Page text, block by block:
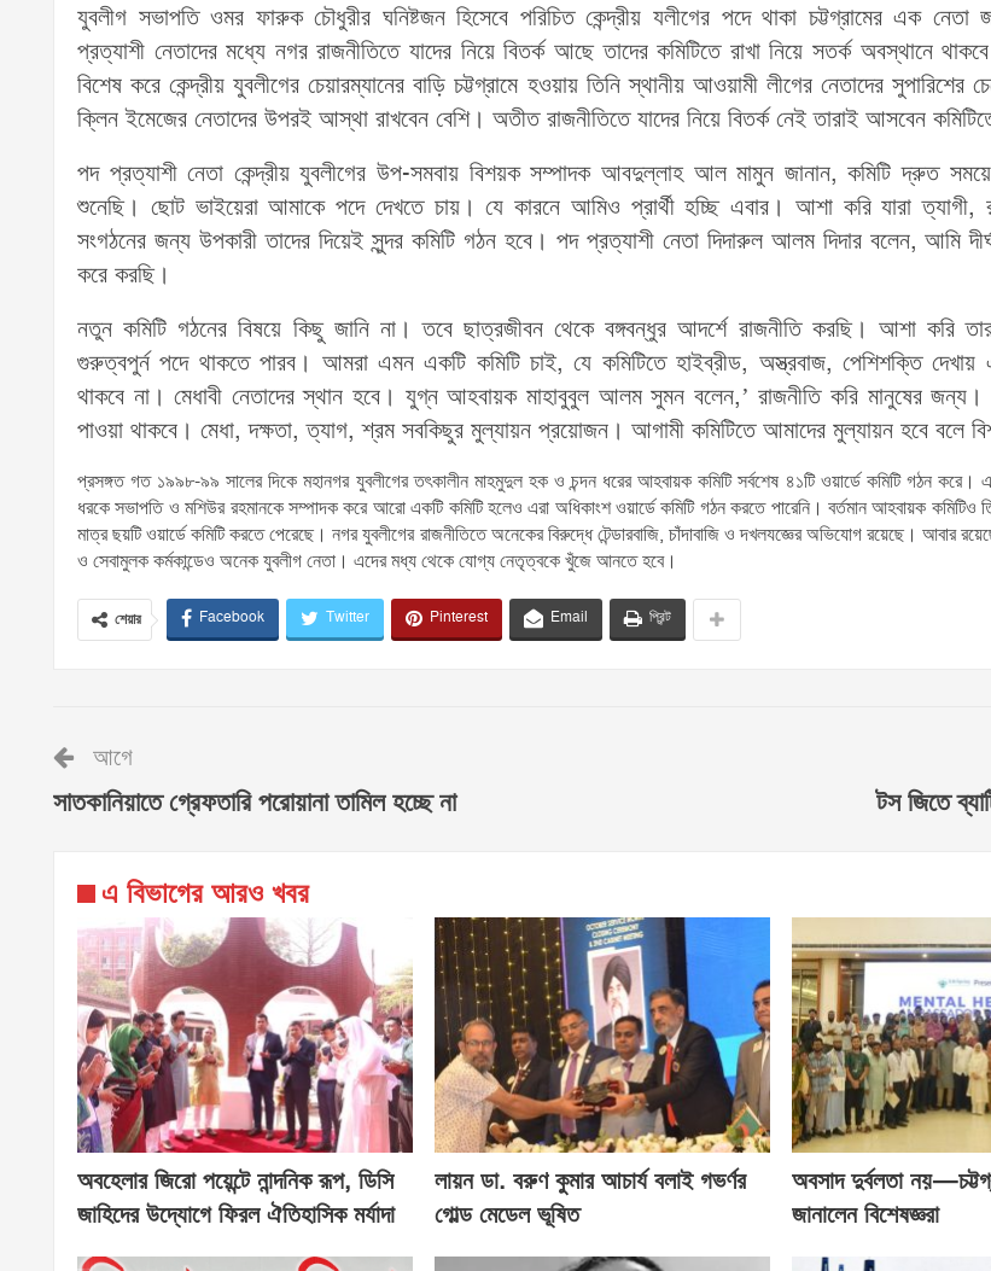
যুবলীগ সভাপতি ওমর ফারুক চৌধুরীর ঘনিষ্টজন হিসেবে পরিচিত কেন্দ্রীয় যলীগের পদে থাকা চট্টগ্রামের এক নেতা
প্রত্যাশী নেতাদের মধ্যে নগর রাজনীতিতে যাদের নিয়ে বিতর্ক আছে তাদের কমিটিতে রাখা নিয়ে সতর্ক অবস্থানে
বিশেষ করে কেন্দ্রীয় যুবলীগের চেয়ারম্যানের বাড়ি চট্টগ্রামে হওয়ায় তিনি স্থানীয় আওয়ামী লীগের নেতাদের সুপারিশের
ক্লিন ইমেজের নেতাদের উপরই আস্থা রাখবেন বেশি। অতীত রাজনীতিতে যাদের নিয়ে বিতর্ক নেই তারাই আসবেন
পদ প্রত্যাশী নেতা কেন্দ্রীয় যুবলীগের উপ-সমবায় বিশয়ক সম্পাদক আবদুল্লাহ আল মামুন জানান, কমিটি দ্রুত
শুনেছি। ছোট ভাইয়েরা আমাকে পদে দেখতে চায়। যে কারনে আমিও প্রার্থী হচ্ছি এবার। আশা করি যারা ত্যাগী,
সংগঠনের জন্য উপকারী তাদের দিয়েই সুন্দর কমিটি গঠন হবে। পদ প্রত্যাশী নেতা দিদারুল আলম দিদার বলেন, আমি
করে করছি।
নতুন কমিটি গঠনের বিষয়ে কিছু জানি না। তবে ছাত্রজীবন থেকে বঙ্গবন্ধুর আদর্শে রাজনীতি করছি। আশা করি
গুরুত্বপুর্ন পদে থাকতে পারব। আমরা এমন একটি কমিটি চাই, যে কমিটিতে হাইব্রীড, অস্ত্রবাজ, পেশিশক্তি দেখায়
থাকবে না। মেধাবী নেতাদের স্থান হবে। যুগ্ন আহবায়ক মাহাবুবুল আলম সুমন বলেন,’ রাজনীতি করি মানুষের জন্য।
পাওয়া থাকবে। মেধা, দক্ষতা, ত্যাগ, শ্রম সবকিছুর মুল্যায়ন প্রয়োজন। আগামী কমিটিতে আমাদের মুল্যায়ন হবে বলে
প্রসঙ্গত গত ১৯৯৮-৯৯ সালের দিকে মহানগর যুবলীগের তৎকালীন মাহমুদুল হক ও চন্দন ধরের আহবায়ক কমিটি সর্বশেষ ৪১টি ওয়ার্ডে কমিটি গঠন করে।
ধরকে সভাপতি ও মশিউর রহমানকে সম্পাদক করে আরো একটি কমিটি হলেও এরা অধিকাংশ ওয়ার্ডে কমিটি গঠন করতে পারেনি। বর্তমান আহবায়ক কমিটিও
মাত্র ছয়টি ওয়ার্ডে কমিটি করতে পেরেছে। নগর যুবলীগের রাজনীতিতে অনেকের বিরুদ্ধে টেন্ডারবাজি, চাঁদাবাজি ও দখলযজ্ঞের অভিযোগ রয়েছে। আবার
ও সেবামুলক কর্মকান্ডেও অনেক যুবলীগ নেতা। এদের মধ্য থেকে যোগ্য নেতৃত্বকে খুঁজে আনতে হবে।
শেয়ার Facebook Twitter Pinterest Email প্রিন্ট
আগে
সাতকানিয়াতে গ্রেফতারি পরোয়ানা তামিল হচ্ছে না টস জিতে
এ বিভাগের আরও খবর
অবহেলার জিরো পয়েন্টে নান্দনিক রূপ, ডিসি
জাহিদের উদ্যোগে ফিরল ঐতিহাসিক মর্যাদা
লায়ন ডা. বরুণ কুমার আচার্য বলাই গভর্ণর
গোল্ড মেডেল ভূষিত
অবসাদ দুর্বলতা
জানালেন বিশেষজ্ঞরা